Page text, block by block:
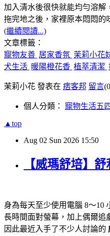
加入清水後很快就能均勻溶解
拖完地之後，家裡原本悶悶的
(繼續閱讀...)
文章標籤：
寵物友善 居家香氛 茉莉小花
犬生活 暖陽橙花香 植萃清潔
茉莉小花 發表在 痞客邦 留言
個人分類： 寵物生活五
▲top
Aug 02 Sun 2026 15:50
【威瑪舒培】
身為每天至少使用電腦 8～10
長時間面對螢幕，加上偶爾追
因此最近入手了不少人討論的